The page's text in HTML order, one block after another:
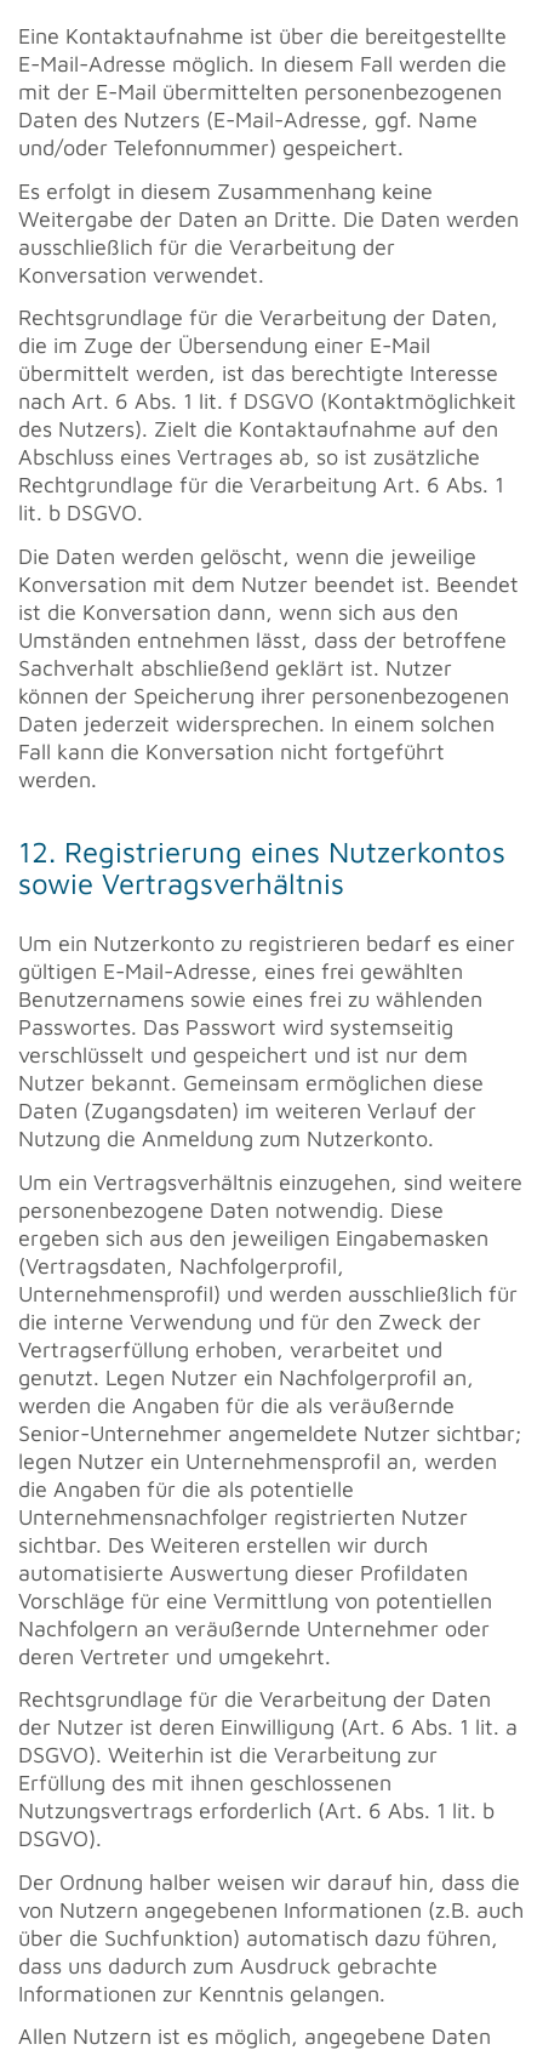
Eine Kontaktaufnahme ist über die bereitgestellte
E-Mail-Adresse möglich. In diesem Fall werden die
mit der E-Mail übermittelten personenbezogenen
Daten des Nutzers (E-Mail-Adresse, ggf. Name
und/oder Telefonnummer) gespeichert.
Es erfolgt in diesem Zusammenhang keine
Weitergabe der Daten an Dritte. Die Daten werden
ausschließlich für die Verarbeitung der
Konversation verwendet.
Rechtsgrundlage für die Verarbeitung der Daten,
die im Zuge der Übersendung einer E-Mail
übermittelt werden, ist das berechtigte Interesse
nach Art. 6 Abs. 1 lit. f DSGVO (Kontaktmöglichkeit
des Nutzers). Zielt die Kontaktaufnahme auf den
Abschluss eines Vertrages ab, so ist zusätzliche
Rechtgrundlage für die Verarbeitung Art. 6 Abs. 1
lit. b DSGVO.
Die Daten werden gelöscht, wenn die jeweilige
Konversation mit dem Nutzer beendet ist. Beendet
ist die Konversation dann, wenn sich aus den
Umständen entnehmen lässt, dass der betroffene
Sachverhalt abschließend geklärt ist. Nutzer
können der Speicherung ihrer personenbezogenen
Daten jederzeit widersprechen. In einem solchen
Fall kann die Konversation nicht fortgeführt
werden.
12. Registrierung eines Nutzerkontos
sowie Vertragsverhältnis
Um ein Nutzerkonto zu registrieren bedarf es einer
gültigen E-Mail-Adresse, eines frei gewählten
Benutzernamens sowie eines frei zu wählenden
Passwortes. Das Passwort wird systemseitig
verschlüsselt und gespeichert und ist nur dem
Nutzer bekannt. Gemeinsam ermöglichen diese
Daten (Zugangsdaten) im weiteren Verlauf der
Nutzung die Anmeldung zum Nutzerkonto.
Um ein Vertragsverhältnis einzugehen, sind weitere
personenbezogene Daten notwendig. Diese
ergeben sich aus den jeweiligen Eingabemasken
(Vertragsdaten, Nachfolgerprofil,
Unternehmensprofil) und werden ausschließlich für
die interne Verwendung und für den Zweck der
Vertragserfüllung erhoben, verarbeitet und
genutzt. Legen Nutzer ein Nachfolgerprofil an,
werden die Angaben für die als veräußernde
Senior-Unternehmer angemeldete Nutzer sichtbar;
legen Nutzer ein Unternehmensprofil an, werden
die Angaben für die als potentielle
Unternehmensnachfolger registrierten Nutzer
sichtbar. Des Weiteren erstellen wir durch
automatisierte Auswertung dieser Profildaten
Vorschläge für eine Vermittlung von potentiellen
Nachfolgern an veräußernde Unternehmer oder
deren Vertreter und umgekehrt.
Rechtsgrundlage für die Verarbeitung der Daten
der Nutzer ist deren Einwilligung (Art. 6 Abs. 1 lit. a
DSGVO). Weiterhin ist die Verarbeitung zur
Erfüllung des mit ihnen geschlossenen
Nutzungsvertrags erforderlich (Art. 6 Abs. 1 lit. b
DSGVO).
Der Ordnung halber weisen wir darauf hin, dass die
von Nutzern angegebenen Informationen (z.B. auch
über die Suchfunktion) automatisch dazu führen,
dass uns dadurch zum Ausdruck gebrachte
Informationen zur Kenntnis gelangen.
Allen Nutzern ist es möglich, angegebene Daten